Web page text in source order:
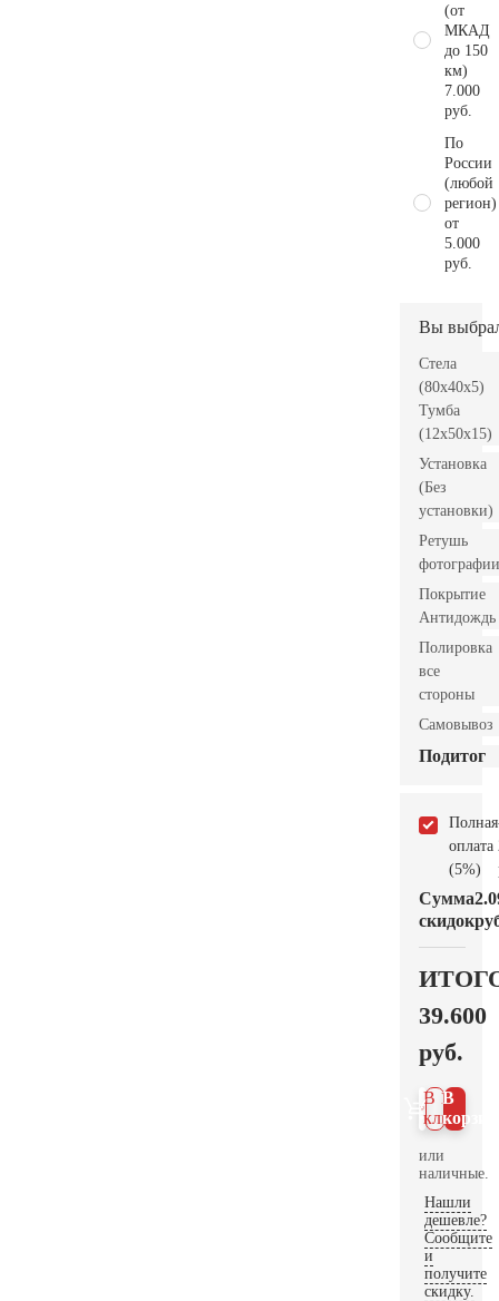
(от
МКАД
до 150
км)
7.000
руб.
По
России
(любой
регион)
от
5.000
руб.
Вы
Стела
(80x40x5)
Тумба
(12x50x15)
Установка
(Без
установки)
Ретушь
фотографии
Покрытие
Антидождь
Полировка
все
стороны
Самовывоз
Подитог
Полная
оплата
(5%)
Сумма
скидок
39.600
руб.
В
В 1
клик
или
наличные.
Нашли
дешевле?
Сообщите
и
получите
скидку.